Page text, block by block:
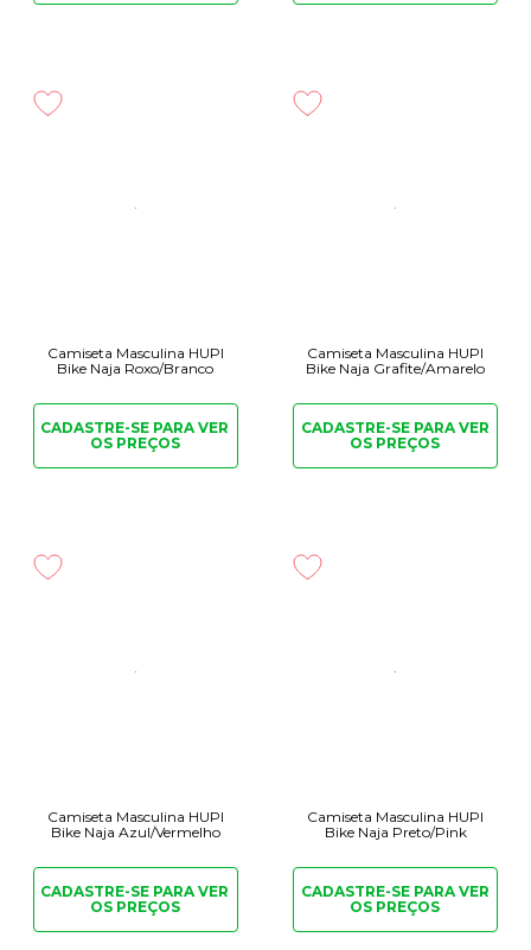
Camiseta Masculina HUPI
Bike Naja Roxo/Branco
CADASTRE-SE PARA VER
OS PREÇOS
Camiseta Masculina HUPI
Bike Naja Grafite/Amarelo
CADASTRE-SE PARAVER
OS PREÇOS
Camiseta Masculina HUPI
Bike Naja Azul/Vermelho
CADASTRE-SE PARA VER
OS PREÇOS
Camiseta Masculina HUPI
Bike Naja Preto/Pink
CADASTRE-SE PARAVER
OS PREÇOS